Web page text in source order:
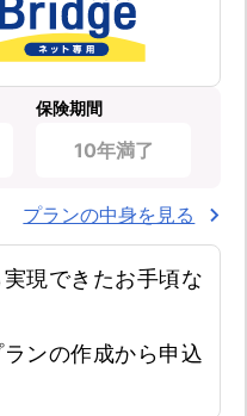
保険期間
10年満了
プランの中身を見る
現できたお手頃な
ンの作成から申込